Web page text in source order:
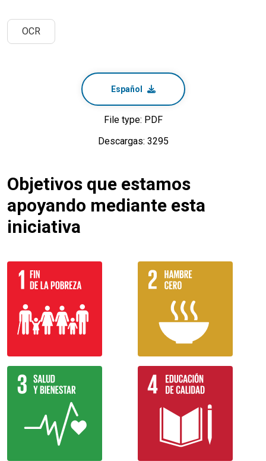
OCR
Español
File type: PDF
Descargas: 3295
Objetivos que estamos
apoyando mediante esta
iniciativa